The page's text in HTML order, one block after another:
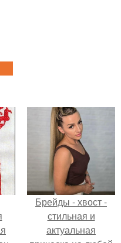
Брейды - хвост -
стильная и
актуальная